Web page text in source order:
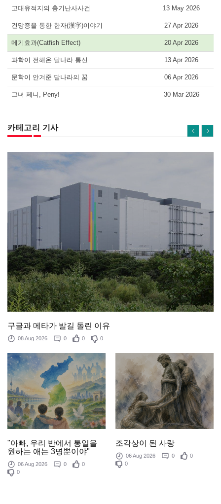
고대유적지의 총기난사사건 13 May 2026
건망증을 통한 한자(漢字)이야기 27 Apr 2026
메기효과(Catfish Effect) 20 Apr 2026
과학이 전해온 달나라 통신 13 Apr 2026
문학이 안겨준 달나라의 꿈 06 Apr 2026
그녀 페니, Peny! 30 Mar 2026
카테고리 기사
구글과 메타가 발길 돌린 이유
08 Aug 2026 0 0 0
"아빠, 우리 반에서 통일을
원하는 애는 3명뿐이야"
06 Aug 2026 0
0
0
조각상이 된 사랑
06 Aug 2026 0
0
0